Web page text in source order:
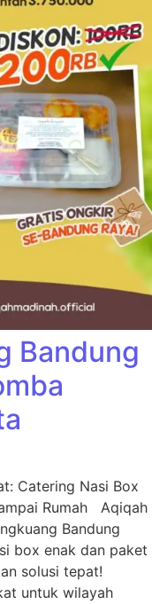
Bandung
Catering Nasi Box
Rumah Aqiqah
Bandung
box enak dan paket
solusi tepat!
untuk wilayah